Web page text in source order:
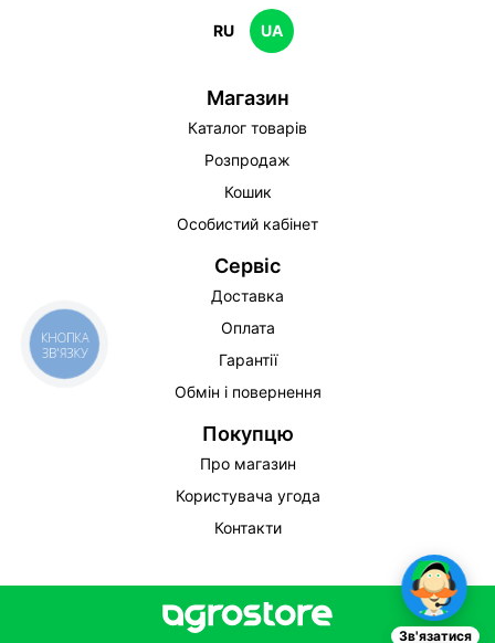
RU UA
Магазин
Каталог товарів
Розпродаж
Кошик
Особистий кабінет
Сервіс
Доставка
Оплата
Гарантії
Обмін і повернення
Покупцю
Про магазин
Користувача угода
Контакти
Зв'язатися
КНОПКА
ЗВ'ЯЗКУ